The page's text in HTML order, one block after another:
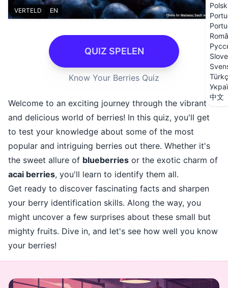
中文
VERTELD EN
QUIZ SPELEN
Know Your Berries Quiz
Welcome to an exciting journey through the vibrant
and delicious world of berries! In this quiz, you'll get
to test your knowledge about some of the most
popular and intriguing berries out there. Whether it's
the sweet allure of blueberries or the exotic charm of
acai berries, you'll learn to identify them all.
Get ready to discover fascinating facts and sharpen
your berry identification skills. Along the way, you
might uncover a few surprises about these small but
mighty fruits. Dive in, and let's see how well you know
your berries!